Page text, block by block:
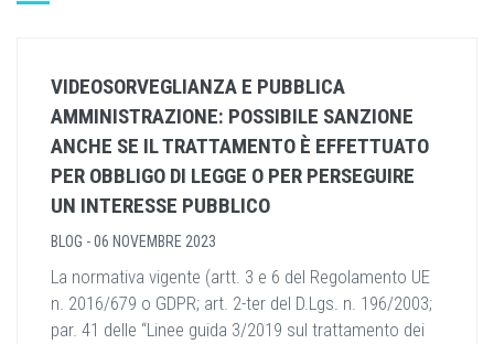
VIDEOSORVEGLIANZA E PUBBLICA
AMMINISTRAZIONE: POSSIBILE SANZIONE
ANCHE SE IL TRATTAMENTO È EFFETTUATO
PER OBBLIGO DI LEGGE O PER PERSEGUIRE
UN INTERESSE PUBBLICO
BLOG -06 NOVEMBRE 2023
La normativa vigente (artt. 3 e 6 del Regolamento UE
n. 2016/679 o GDPR; art. 2-ter del D.Lgs. n. 196/2003;
par. 41 delle “Linee guida 3/2019 sul trattamento dei